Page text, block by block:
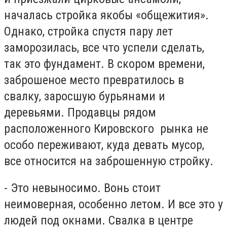
началась стройка якобы «общежития».
Однако, стройка спустя пару лет
заморозилась, все что успели сделать,
так это фундамент. В скором времени,
заброшеное место превратилось в
свалку, заросшую бурьянами и
деревьями. Продавцы рядом
расположенного Кировского рынка не
особо переживают, куда девать мусор,
все относится на заброшенную стройку.
- Это невыносимо. Вонь стоит
неимоверная, особенно летом. И все это у
людей под окнами. Свалка в центре